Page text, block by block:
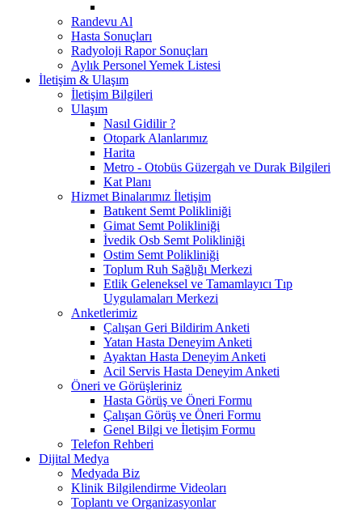
Randevu Al
Hasta Sonuçları
Radyoloji Rapor Sonuçları
Aylık Personel Yemek Listesi
İletişim & Ulaşım
İletişim Bilgileri
Ulaşım
Nasıl Gidilir ?
Otopark Alanlarımız
Harita
Metro - Otobüs Güzergah ve Durak Bilgileri
Kat Planı
Hizmet Binalarımız İletişim
Batıkent Semt Polikliniği
Gimat Semt Polikliniği
İvedik Osb Semt Polikliniği
Ostim Semt Polikliniği
Toplum Ruh Sağlığı Merkezi
Etlik Geleneksel ve Tamamlayıcı Tıp
Uygulamaları Merkezi
Anketlerimiz
Çalışan Geri Bildirim Anketi
Yatan Hasta Deneyim Anketi
Ayaktan Hasta Deneyim Anketi
Acil Servis Hasta Deneyim Anketi
Öneri ve Görüşleriniz
Hasta Görüş ve Öneri Formu
Çalışan Görüş ve Öneri Formu
Genel Bilgi ve İletişim Formu
Telefon Rehberi
Dijital Medya
Medyada Biz
Klinik Bilgilendirme Videoları
Toplantı ve Organizasyonlar